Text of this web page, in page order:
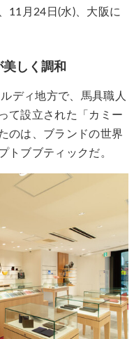
11月24日(水)、大阪に
しく調和
ディ地方で、馬具職人
て設立された「カミー
のは、ブランドの世界
トブブティックだ。